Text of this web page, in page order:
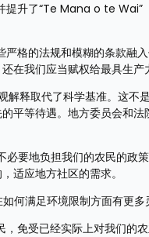
提升了“Te Mana o te
格的法规和模糊的条款融
在我们应当赋权给最具生产
解释取代了科学基准。这不
平等待遇。地方委员会和
要地负担我们的农民的政
适应地方社区的需求。
何满足环境限制方面有更多
免受已经实际上对我们的